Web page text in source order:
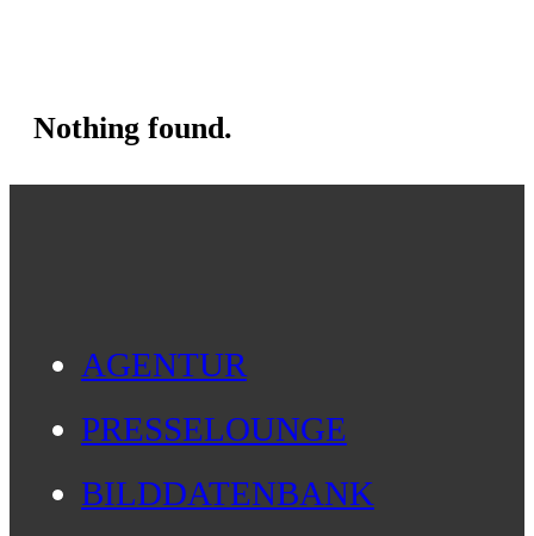
Nothing found.
AGENTUR
PRESSELOUNGE
BILDDATENBANK